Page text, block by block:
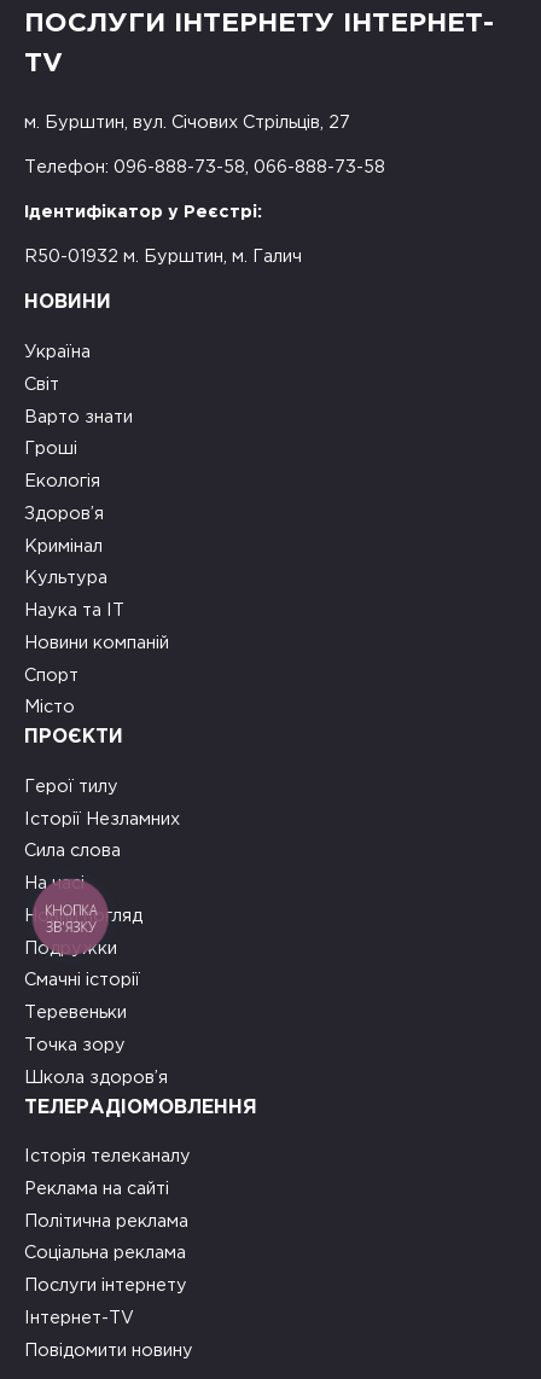
ПОСЛУГИ ІНТЕРНЕТУ ІНТЕРНЕТ-
TV
м. Бурштин, вул. Січових Стрільців, 27
Телефон: 096-888-73-58, 066-888-73-58
Ідентифікатор у Реєстрі:
R50-01932 м. Бурштин, м. Галич
НОВИНИ
Україна
Світ
Варто знати
Гроші
Екологія
Здоров’я
Кримінал
Культура
Наука та ІТ
Новини компаній
Спорт
Місто
ПРОЄКТИ
Герої тилу
Історії Незламних
Сила слова
На часі
Новий погляд
Подружки
Смачні історії
Теревеньки
Точка зору
Школа здоров’я
ТЕЛЕРАДІОМОВЛЕННЯ
Історія телеканалу
Реклама на сайті
Політична реклама
Соціальна реклама
Послуги інтернету
Інтернет-TV
Повідомити новину
КНОПКА
ЗВ'ЯЗКУ